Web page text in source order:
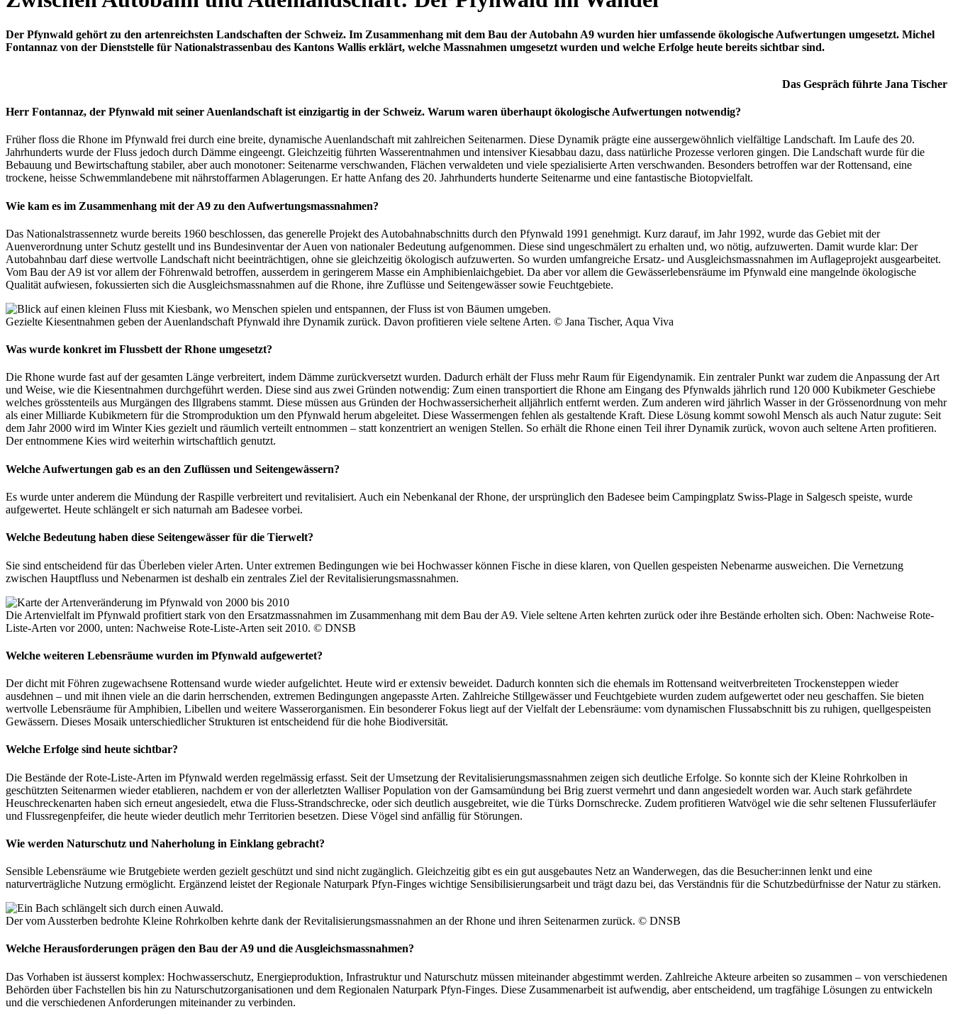
Der Pfynwald gehört zu den artenreichsten Landschaften der Schweiz. Im Zusammenhang mit dem Bau der Autobahn A9 wurden hier umfassende ökologische Aufwertungen umgesetzt. Michel
Fontannaz von der Dienststelle für Nationalstrassenbau des Kantons Wallis erklärt, welche Massnahmen umgesetzt wurden und welche Erfolge heute bereits sichtbar sind.
Das Gespräch führte Jana Tischer
Herr Fontannaz, der Pfynwald mit seiner Auenlandschaft ist einzigartig in der Schweiz. Warum waren überhaupt ökologische Aufwertungen notwendig?
Früher floss die Rhone im Pfynwald frei durch eine breite, dynamische Auenlandschaft mit zahlreichen Seitenarmen. Diese Dynamik prägte eine aussergewöhnlich vielfältige Landschaft. Im Laufe des 20.
Jahrhunderts wurde der Fluss jedoch durch Dämme eingeengt. Gleichzeitig führten Wasserentnahmen und intensiver Kiesabbau dazu, dass natürliche Prozesse verloren gingen. Die Landschaft wurde für die
Bebauung und Bewirtschaftung stabiler, aber auch monotoner: Seitenarme verschwanden, Flächen verwaldeten und viele spezialisierte Arten verschwanden. Besonders betroffen war der Rottensand, eine
trockene, heisse Schwemmlandebene mit nährstoffarmen Ablagerungen. Er hatte Anfang des 20. Jahrhunderts hunderte Seitenarme und eine fantastische Biotopvielfalt.
Wie kam es im Zusammenhang mit der A9 zu den Aufwertungsmassnahmen?
Das Nationalstrassennetz wurde bereits 1960 beschlossen, das generelle Projekt des Autobahnabschnitts durch den Pfynwald 1991 genehmigt. Kurz darauf, im Jahr 1992, wurde das Gebiet mit der
Auenverordnung unter Schutz gestellt und ins Bundesinventar der Auen von nationaler Bedeutung aufgenommen. Diese sind ungeschmälert zu erhalten und, wo nötig, aufzuwerten. Damit wurde klar: Der
Autobahnbau darf diese wertvolle Landschaft nicht beeinträchtigen, ohne sie gleichzeitig ökologisch aufzuwerten. So wurden umfangreiche Ersatz- und Ausgleichsmassnahmen im Auflageprojekt ausgearbeitet.
Vom Bau der A9 ist vor allem der Föhrenwald betroffen, ausserdem in geringerem Masse ein Amphibienlaichgebiet. Da aber vor allem die Gewässerlebensräume im Pfynwald eine mangelnde ökologische
Qualität aufwiesen, fokussierten sich die Ausgleichsmassnahmen auf die Rhone, ihre Zuflüsse und Seitengewässer sowie Feuchtgebiete.
Gezielte Kiesentnahmen geben der Auenlandschaft Pfynwald ihre Dynamik zurück. Davon profitieren viele seltene Arten. © Jana Tischer, Aqua Viva
Was wurde konkret im Flussbett der Rhone umgesetzt?
Die Rhone wurde fast auf der gesamten Länge verbreitert, indem Dämme zurückversetzt wurden. Dadurch erhält der Fluss mehr Raum für Eigendynamik. Ein zentraler Punkt war zudem die Anpassung der Art
und Weise, wie die Kiesentnahmen durchgeführt werden. Diese sind aus zwei Gründen notwendig: Zum einen transportiert die Rhone am Eingang des Pfynwalds jährlich rund 120 000 Kubikmeter Geschiebe
welches grösstenteils aus Murgängen des Illgrabens stammt. Diese müssen aus Gründen der Hochwassersicherheit alljährlich entfernt werden. Zum anderen wird jährlich Wasser in der Grössenordnung von mehr
als einer Milliarde Kubikmetern für die Stromproduktion um den Pfynwald herum abgeleitet. Diese Wassermengen fehlen als gestaltende Kraft. Diese Lösung kommt sowohl Mensch als auch Natur zugute: Seit
dem Jahr 2000 wird im Winter Kies gezielt und räumlich verteilt entnommen – statt konzentriert an wenigen Stellen. So erhält die Rhone einen Teil ihrer Dynamik zurück, wovon auch seltene Arten profitieren.
Der entnommene Kies wird weiterhin wirtschaftlich genutzt.
Welche Aufwertungen gab es an den Zuflüssen und Seitengewässern?
Es wurde unter anderem die Mündung der Raspille verbreitert und revitalisiert. Auch ein Nebenkanal der Rhone, der ursprünglich den Badesee beim Campingplatz Swiss-Plage in Salgesch speiste, wurde
aufgewertet. Heute schlängelt er sich naturnah am Badesee vorbei.
Welche Bedeutung haben diese Seitengewässer für die Tierwelt?
Sie sind entscheidend für das Überleben vieler Arten. Unter extremen Bedingungen wie bei Hochwasser können Fische in diese klaren, von Quellen gespeisten Nebenarme ausweichen. Die Vernetzung
zwischen Hauptfluss und Nebenarmen ist deshalb ein zentrales Ziel der Revitalisierungsmassnahmen.
Die Artenvielfalt im Pfynwald profitiert stark von den Ersatzmassnahmen im Zusammenhang mit dem Bau der A9. Viele seltene Arten kehrten zurück oder ihre Bestände erholten sich. Oben: Nachweise Rote-
Liste-Arten vor 2000, unten: Nachweise Rote-Liste-Arten seit 2010. © DNSB
Welche weiteren Lebensräume wurden im Pfynwald aufgewertet?
Der dicht mit Föhren zugewachsene Rottensand wurde wieder aufgelichtet. Heute wird er extensiv beweidet. Dadurch konnten sich die ehemals im Rottensand weitverbreiteten Trockensteppen wieder
ausdehnen – und mit ihnen viele an die darin herrschenden, extremen Bedingungen angepasste Arten. Zahlreiche Stillgewässer und Feuchtgebiete wurden zudem aufgewertet oder neu geschaffen. Sie bieten
wertvolle Lebensräume für Amphibien, Libellen und weitere Wasserorganismen. Ein besonderer Fokus liegt auf der Vielfalt der Lebensräume: vom dynamischen Flussabschnitt bis zu ruhigen, quellgespeisten
Gewässern. Dieses Mosaik unterschiedlicher Strukturen ist entscheidend für die hohe Biodiversität.
Welche Erfolge sind heute sichtbar?
Die Bestände der Rote-Liste-Arten im Pfynwald werden regelmässig erfasst. Seit der Umsetzung der Revitalisierungsmassnahmen zeigen sich deutliche Erfolge. So konnte sich der Kleine Rohrkolben in
geschützten Seitenarmen wieder etablieren, nachdem er von der allerletzten Walliser Population von der Gamsamündung bei Brig zuerst vermehrt und dann angesiedelt worden war. Auch stark gefährdete
Heuschreckenarten haben sich erneut angesiedelt, etwa die Fluss-Strandschrecke, oder sich deutlich ausgebreitet, wie die Türks Dornschrecke. Zudem profitieren Watvögel wie die sehr seltenen Flussuferläufer
und Flussregenpfeifer, die heute wieder deutlich mehr Territorien besetzen. Diese Vögel sind anfällig für Störungen.
Wie werden Naturschutz und Naherholung in Einklang gebracht?
Sensible Lebensräume wie Brutgebiete werden gezielt geschützt und sind nicht zugänglich. Gleichzeitig gibt es ein gut ausgebautes Netz an Wanderwegen, das die Besucher:innen lenkt und eine
naturverträgliche Nutzung ermöglicht. Ergänzend leistet der Regionale Naturpark Pfyn-Finges wichtige Sensibilisierungsarbeit und trägt dazu bei, das Verständnis für die Schutzbedürfnisse der Natur zu stärken.
Der vom Aussterben bedrohte Kleine Rohrkolben kehrte dank der Revitalisierungsmassnahmen an der Rhone und ihren Seitenarmen zurück. © DNSB
Welche Herausforderungen prägen den Bau der A9 und die Ausgleichsmassnahmen?
Das Vorhaben ist äusserst komplex: Hochwasserschutz, Energieproduktion, Infrastruktur und Naturschutz müssen miteinander abgestimmt werden. Zahlreiche Akteure arbeiten so zusammen – von verschiedenen
Behörden über Fachstellen bis hin zu Naturschutzorganisationen und dem Regionalen Naturpark Pfyn-Finges. Diese Zusammenarbeit ist aufwendig, aber entscheidend, um tragfähige Lösungen zu entwickeln
und die verschiedenen Anforderungen miteinander zu verbinden.